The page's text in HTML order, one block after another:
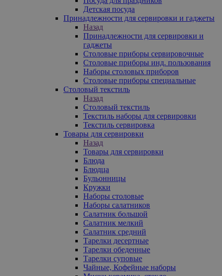
Детская посуда
Принадлежности для сервировки и гаджеты
Назад
Принадлежности для сервировки и
гаджеты
Столовые приборы сервировочные
Столовые приборы инд. пользования
Наборы столовых приборов
Столовые приборы специальные
Столовый текстиль
Назад
Столовый текстиль
Текстиль наборы для сервировки
Текстиль сервировка
Товары для сервировки
Назад
Товары для сервировки
Блюда
Блюдца
Бульонницы
Кружки
Наборы столовые
Наборы салатников
Салатник большой
Салатник мелкий
Салатник средний
Тарелки десертные
Тарелки обеденные
Тарелки суповые
Чайные, Кофейные наборы